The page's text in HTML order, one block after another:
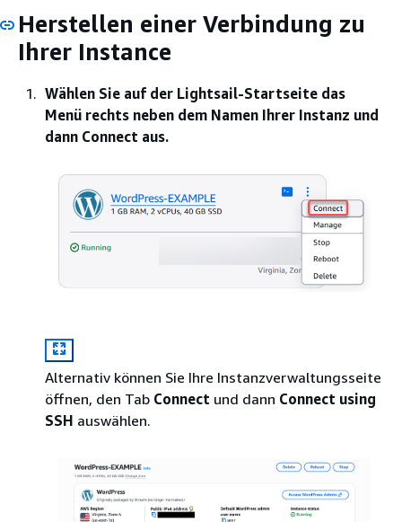
Herstellen einer Verbindung zu
Ihrer Instance
Wählen Sie auf der Lightsail-Startseite das
Menü rechts neben dem Namen Ihrer Instanz und
dann Connect aus.
Alternativ können Sie Ihre Instanzverwaltungsseite
öffnen, den Tab Connect und dann Connect using
SSH auswählen.